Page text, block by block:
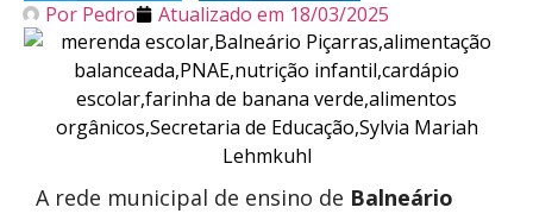
Por Pedro Atualizado em 18/03/2025
A rede municipal de ensino de Balneário